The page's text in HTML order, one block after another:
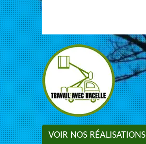
VOIR NOS RÉALISATIONS